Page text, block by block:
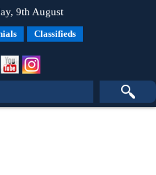
9th August
Classifieds